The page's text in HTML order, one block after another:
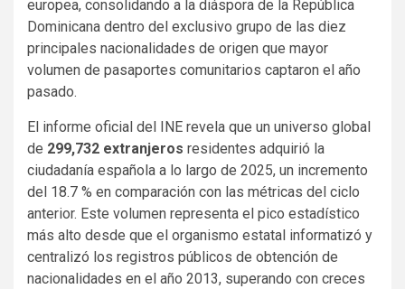
europea, consolidando a la diáspora de la República
Dominicana dentro del exclusivo grupo de las diez
principales nacionalidades de origen que mayor
volumen de pasaportes comunitarios captaron el año
pasado.
El informe oficial del INE revela que un universo global
de 299,732 extranjeros residentes adquirió la
ciudadanía española a lo largo de 2025, un incremento
del 18.7 % en comparación con las métricas del ciclo
anterior. Este volumen representa el pico estadístico
más alto desde que el organismo estatal informatizó y
centralizó los registros públicos de obtención de
nacionalidades en el año 2013, superando con creces